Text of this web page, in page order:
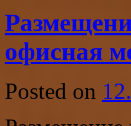
офисная
Posted on